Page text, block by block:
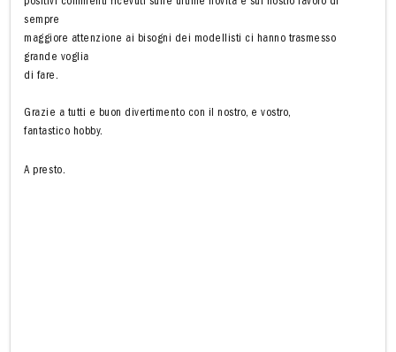
sempre
maggiore attenzione ai bisogni dei modellisti ci hanno trasmesso
grande voglia
di fare.
Grazie a tutti e buon divertimento con il nostro, e vostro,
fantastico hobby.
A presto.